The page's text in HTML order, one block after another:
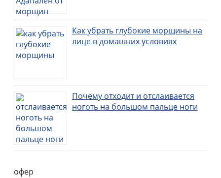
Как убрать глубокие морщины на
лице в домашних условиях
Почему отходит и отслаивается
ноготь на большом пальце ноги
офер